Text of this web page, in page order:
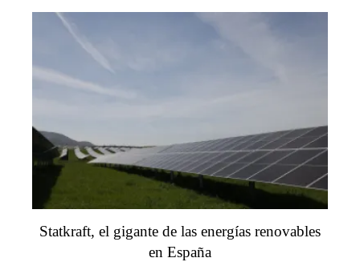
Statkraft, el gigante de las energías renovables
en España